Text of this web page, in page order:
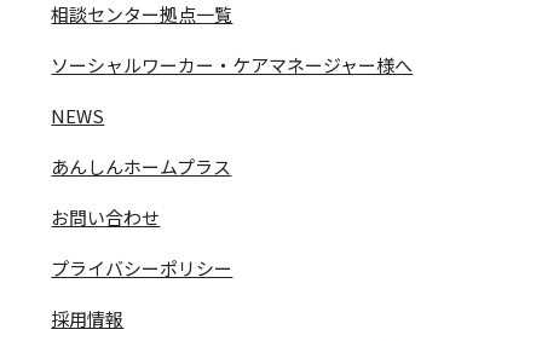
相談センター拠点一覧
ソーシャルワーカー・ケアマネージャー様へ
NEWS
あんしんホームプラス
お問い合わせ
プライバシーポリシー
採用情報